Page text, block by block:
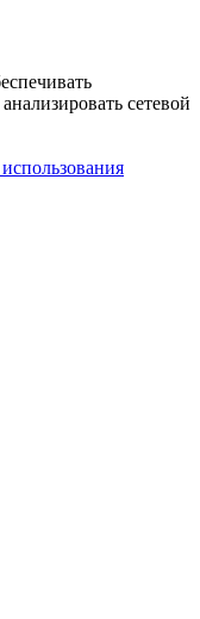
сетевой